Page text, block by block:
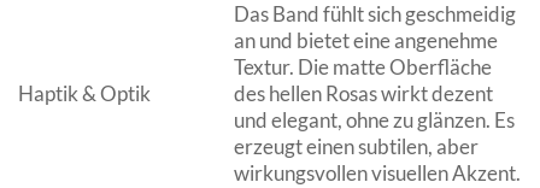
Haptik & Optik
Das Band fühlt sich geschmeidig
an und bietet eine angenehme
Textur. Die matte Oberfläche
des hellen Rosas wirkt dezent
und elegant, ohne zu glänzen. Es
erzeugt einen subtilen, aber
wirkungsvollen visuellen Akzent.